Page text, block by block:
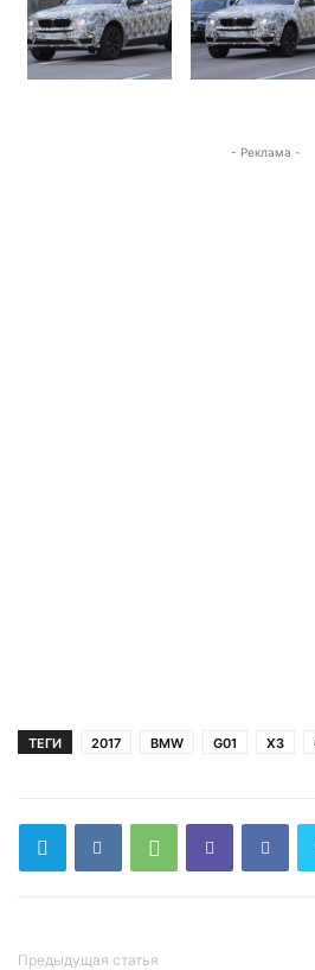
- Реклама -
ТЕГИ 2017 BMW G01 X3
Предыдущая статья